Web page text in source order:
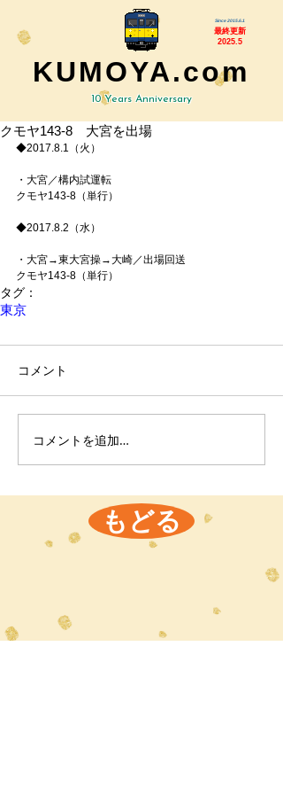
Since 2015.6.1
最終更新
2025.5
KUMOYA.com
10 Years Anniversary
クモヤ143-8 大宮を出場
◆2017.8.1（火）
・大宮／構内試運転
クモヤ143-8（単行）
◆2017.8.2（水）
・大宮→東大宮操→大崎／出場回送
クモヤ143-8（単行）
タグ：
東京
コメント
コメントを追加…
もどる